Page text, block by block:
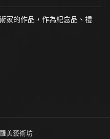
家的作品，作為紀念品、禮
美藝術坊